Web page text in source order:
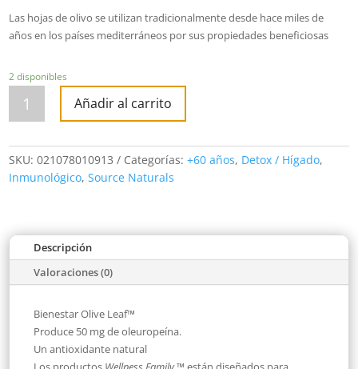
Las hojas de olivo se utilizan tradicionalmente desde hace miles de
años en los países mediterráneos por sus propiedades beneficiosas
2 disponibles
WELLNESS
OLIVE
LEAF
EXT
cantidad
Añadir al carrito
SKU:021078010913 Categorías:+60 años, Detox / Hígado,
Inmunológico,Source Naturals
Descripción
Valoraciones (0)
Bienestar Olive Leaf™
Produce 50 mg de oleuropeína.
Un antioxidante natural